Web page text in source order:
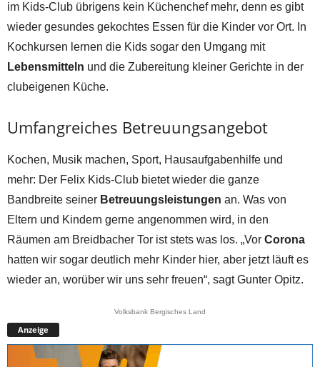
im Kids-Club übrigens kein Küchenchef mehr, denn es gibt
wieder gesundes gekochtes Essen für die Kinder vor Ort. In
Kochkursen lernen die Kids sogar den Umgang mit
Lebensmitteln und die Zubereitung kleiner Gerichte in der
clubeigenen Küche.
Umfangreiches Betreuungsangebot
Kochen, Musik machen, Sport, Hausaufgabenhilfe und
mehr: Der Felix Kids-Club bietet wieder die ganze
Bandbreite seiner Betreuungsleistungen an. Was von
Eltern und Kindern gerne angenommen wird, in den
Räumen am Breidbacher Tor ist stets was los. „Vor Corona
hatten wir sogar deutlich mehr Kinder hier, aber jetzt läuft es
wieder an, worüber wir uns sehr freuen“, sagt Gunter Opitz.
Volksbank Bergisches Land
Anzeige